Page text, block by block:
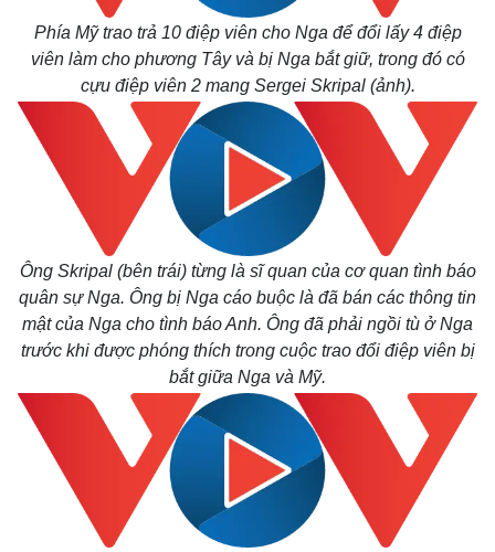
Phía Mỹ trao trả 10 điệp viên cho Nga để đổi lấy 4 điệp
viên làm cho phương Tây và bị Nga bắt giữ, trong đó có
cựu điệp viên 2 mang Sergei Skripal (ảnh).
Ông Skripal (bên trái) từng là sĩ quan của cơ quan tình báo
quân sự Nga. Ông bị Nga cáo buộc là đã bán các thông tin
mật của Nga cho tình báo Anh. Ông đã phải ngồi tù ở Nga
trước khi được phóng thích trong cuộc trao đổi điệp viên bị
bắt giữa Nga và Mỹ.